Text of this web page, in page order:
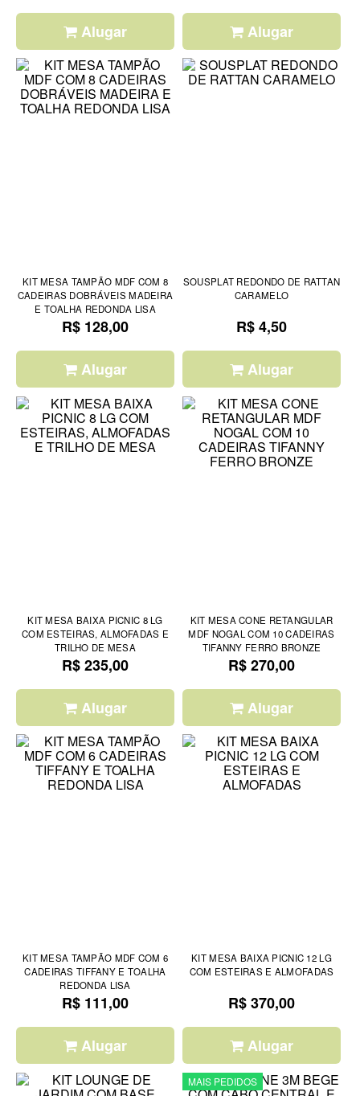
Alugar Alugar
KIT MESA TAMPÃO MDF COM 8
CADEIRAS DOBRÁVEIS MADEIRA
E TOALHA REDONDA LISA
R$ 128,00
Alugar
SOUSPLAT REDONDO DE RATTAN
CARAMELO
R$ 4,50
Alugar
KIT MESA BAIXA PICNIC 8 LG
COM ESTEIRAS, ALMOFADAS E
TRILHO DE MESA
R$ 235,00
Alugar
KIT MESA CONE RETANGULAR
MDF NOGAL COM 10 CADEIRAS
TIFANNY FERRO BRONZE
R$ 270,00
Alugar
KIT MESA TAMPÃO MDF COM 6
CADEIRAS TIFFANY E TOALHA
REDONDA LISA
R$ 111,00
Alugar
KIT MESA BAIXA PICNIC 12 LG
COM ESTEIRAS E ALMOFADAS
R$ 370,00
Alugar
MAIS PEDIDOS